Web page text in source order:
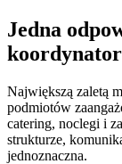
Jedna
koordynator
Największą zaletą
podmiotów
catering, noclegi i
strukturze,
jednoznaczna.